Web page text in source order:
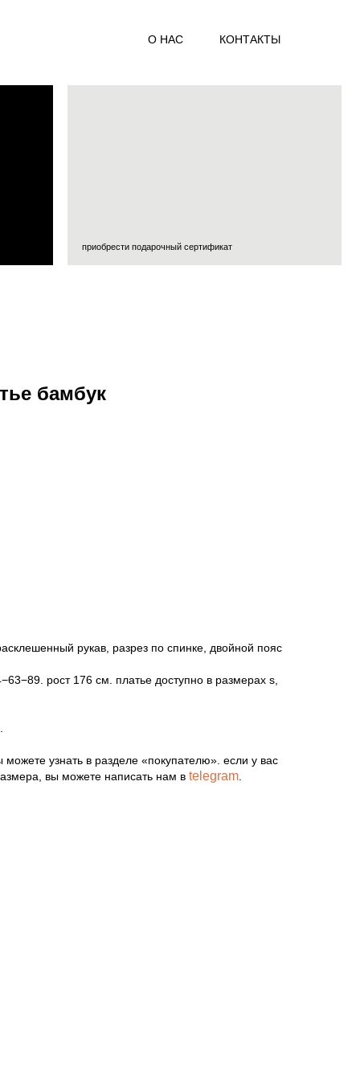
КОНТАКТЫ
О НАС
бамбук
рукав, разрез по спинке, двойной пояс
рост 176 см. платье доступно в размерах s,
можете узнать в разделе «покупателю». если у вас
вы можете написать нам в telegram